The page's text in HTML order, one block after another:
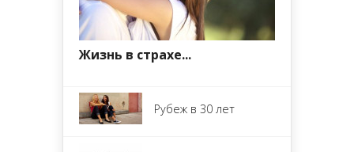
Жизнь в страхе...
Рубеж в 30 лет